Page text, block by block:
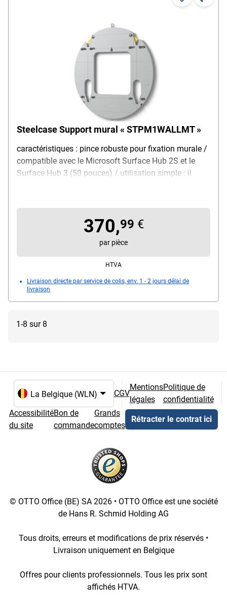
Steelcase Support mural « STPM1WALLMT »
caractéristiques : pince robuste pour fixation murale /
compatible avec le Microsoft Surface Hub 2S et le
Surface Hub 3 (50 pouces) / utilisation simple : il
P / H) : 56,4 / 1,59 / 56,4 cm, poids : 3,18 kg, couleur :
gris, utilisation recommandée : écran plat interactif,
contenu de la livraison : 1 support mural / pièces de
370,99 €
par pièce
HTVA
Livraison directe par service de colis, env. 1 - 2 jours délai de
livraison
1-8 sur 8
Choix de la langue et du pays
CGV
Mentions
légales
Politique de
confidentialité
Accessibilité
du site
Bon de
commande
Grands
comptes
Rétracter le contrat ici
© OTTO Office (BE) SA 2026 • OTTO Office est une société
de Hans R. Schmid Holding AG
Tous droits, erreurs et modifications de prix réservés •
Livraison uniquement en Belgique
Offres pour clients professionnels. Tous les prix sont
affichés HTVA.